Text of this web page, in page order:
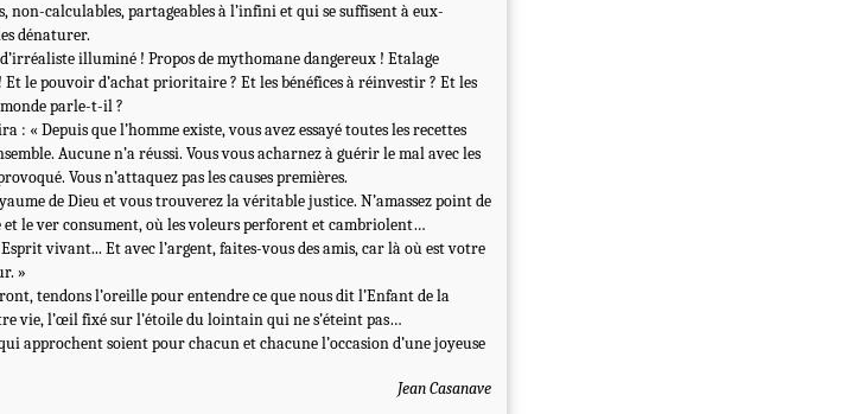
non-calculables, partageables à l’infini et qui se suffisent à eux-
dénaturer.
illuminé ! Propos de mythomane dangereux ! Etalage
Et le pouvoir d’achat prioritaire ? Et les bénéfices à réinvestir ? Et les
parle-t-il ?
: « Depuis que l’homme existe, vous avez essayé toutes les recettes
Aucune n’a réussi. Vous vous acharnez à guérir le mal avec les
Vous n’attaquez pas les causes premières.
de Dieu et vous trouverez la véritable justice. N’amassez point de
le ver consument, où les voleurs perforent et cambriolent…
vivant... Et avec l’argent, faites-vous des amis, car là où est votre
»
tendons l’oreille pour entendre ce que nous dit l’Enfant de la
vie, l’œil fixé sur l’étoile du lointain qui ne s’éteint pas…
approchent soient pour chacun et chacune l’occasion d’une joyeuse
Jean Casanave